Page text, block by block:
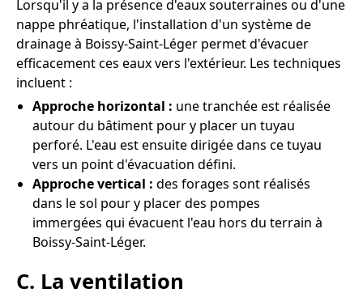
Lorsqu'il y a la présence d'eaux souterraines ou d'une
nappe phréatique, l'installation d'un système de
drainage à Boissy-Saint-Léger permet d'évacuer
efficacement ces eaux vers l'extérieur. Les techniques
incluent :
Approche horizontal : une tranchée est réalisée
autour du bâtiment pour y placer un tuyau
perforé. L'eau est ensuite dirigée dans ce tuyau
vers un point d'évacuation défini.
Approche vertical : des forages sont réalisés
dans le sol pour y placer des pompes
immergées qui évacuent l'eau hors du terrain à
Boissy-Saint-Léger.
C. La ventilation